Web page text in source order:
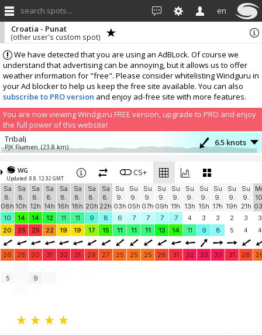
search spots... en
We have detected that you are using an AdBLock. Of course we
understand that advertising can be annoying, but it allows us to offer
weather information for "free". Please consider whitelisting Windguru in
your Ad blocker to help us keep the free site available. You can also
subscribe to PRO version and enjoy ad-free site with more features.
You are now viewing Windguru FREE version, upgrade to PRO and enjoy
the full power of this website!
Croatia - Punat
(other user's custom spot)
Tribalj
PJK Flumen (23.8 km) 6.5 knots
Ucka
TakeOff Susnjevica (40.6 km)
Add your station...
WG
Updated: 8.8. 12:32 GMT
CS+
Sa
8.
08h
Sa
8.
10h
Sa
8.
12h
Sa
8.
14h
Sa
8.
16h
Sa
8.
18h
Sa
8.
20h
Sa
8.
22h
Su
9.
03h
Su
9.
05h
Su
9.
07h
Su
9.
09h
Su
9.
11h
Su
9.
13h
Su
9.
15h
Su
9.
17h
Su
9.
19h
Su
9.
21h
10
14 14 12 11 11 9 8 6 7 7 7 7 4 3 3 2 3
3
20
25 25 22 19 19 17 15 11 11 11 13 14 11 9 8 5 4 4
26 28 30 31 32 31 29 27 25 25 25 28 31 32 33 33 31 28
5 9